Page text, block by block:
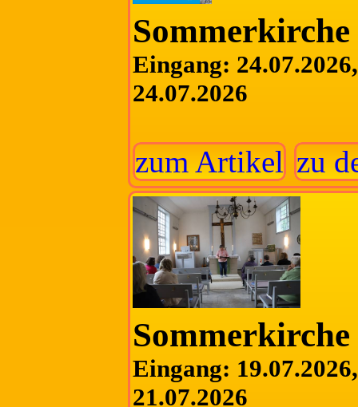
Eingang:
24.07.2026
zum Artikel zu
Eingang:
21.07.2026